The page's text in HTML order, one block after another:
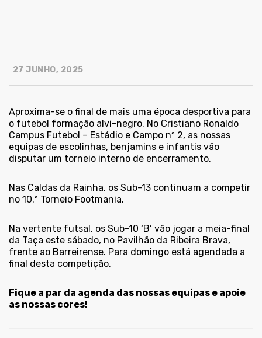
27 JUNHO, 2025
Aproxima-se o final de mais uma época desportiva para
o futebol formação alvi-negro. No Cristiano Ronaldo
Campus Futebol – Estádio e Campo nº 2, as nossas
equipas de escolinhas, benjamins e infantis vão
disputar um torneio interno de encerramento.
Nas Caldas da Rainha, os Sub-13 continuam a competir
no 10.º Torneio Footmania.
Na vertente futsal, os Sub-10 ‘B’ vão jogar a meia-final
da Taça este sábado, no Pavilhão da Ribeira Brava,
frente ao Barreirense. Para domingo está agendada a
final desta competição.
Fique a par da agenda das nossas equipas e apoie
as nossas cores!